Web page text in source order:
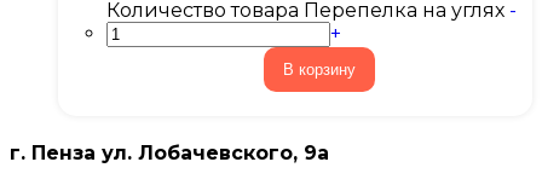
Количество товара Перепелка на углях -
+
В корзину
г. Пенза ул. Лобачевского, 9а